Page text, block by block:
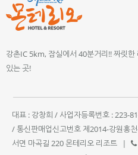
강촌IC 5km, 잠실에서 40분거리!! 짜릿
있는 곳!
대표 : 강창희 / 사업자등록번호 : 223-
/ 통신판매업신고번호 제2014-강원홍
서면 마곡길 220 몬테리오 리조트
|